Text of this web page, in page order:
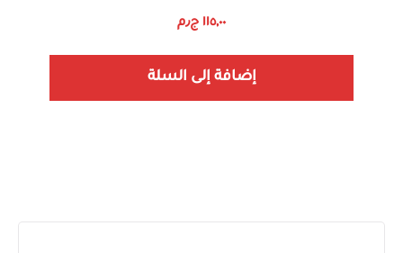
١١٥,٠٠ ج٫م
إضافة إلى السلة